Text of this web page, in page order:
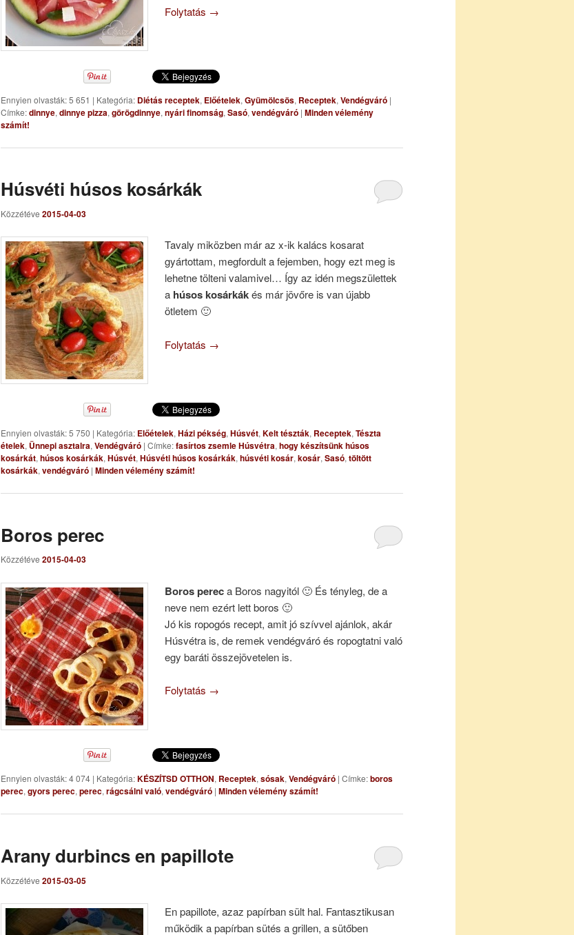
Folytatás →
Ennyien olvasták: 5 651 | Kategória: Diétás receptek, Előételek, Gyümölcsös, Receptek, Vendégváró |
Címke:dinnye, dinnye pizza, görögdinnye, nyári finomság, Sasó, vendégváró | Minden vélemény
számít!
Húsvéti húsos kosárkák
Közzétéve 2015-04-03
Tavaly miközben már az x-ik kalács kosarat
gyártottam, megfordult a fejemben, hogy ezt meg is
lehetne tölteni valamivel… Így az idén megszülettek
a húsos kosárkákés már jövőre is van újabb
ötletem 🙂
Folytatás →
Ennyien olvasták: 5 750 | Kategória: Előételek, Házi pékség, Húsvét, Kelt tészták, Receptek, Tészta
ételek, Ünnepi asztalra, Vendégváró | Címke:fasírtos zsemle Húsvétra, hogy készítsünk húsos
kosárkát, húsos kosárkák, Húsvét, Húsvéti húsos kosárkák, húsvéti kosár, kosár, Sasó, töltött
kosárkák, vendégváró | Minden vélemény számít!
Boros perec
Közzétéve 2015-04-03
Boros pereca Boros nagyitól 🙂 És tényleg, de a
neve nem ezért lett boros 🙂
Jó kis ropogós recept, amit jó szívvel ajánlok, akár
Húsvétra is, de remek vendégváró és ropogtatni való
egy baráti összejövetelen is.
Folytatás →
Ennyien olvasták: 4 074 | Kategória:KÉSZÍTSD OTTHON, Receptek, sósak, Vendégváró | Címke:boros
perec, gyors perec, perec, rágcsálni való, vendégváró | Minden vélemény számít!
Arany durbincs en papillote
Közzétéve 2015-03-05
En papillote, azaz papírban sült hal. Fantasztikusan
működik a papírban sütés a grillen, a sütőben